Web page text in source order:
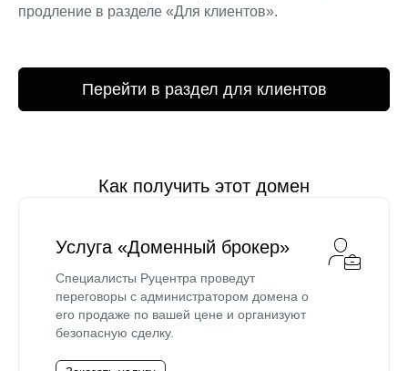
продление в разделе «Для клиентов».
Перейти в раздел для клиентов
Как получить этот домен
Услуга «Доменный брокер»
Специалисты Руцентра проведут
переговоры с администратором домена о
его продаже по вашей цене и организуют
безопасную сделку.